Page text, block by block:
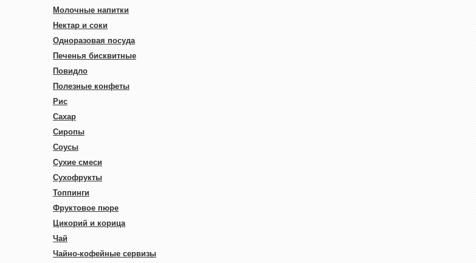
Молочные напитки
Нектар и соки
Одноразовая посуда
Печенья бисквитные
Повидло
Полезные конфеты
Рис
Сахар
Сиропы
Соусы
Сухие смеси
Сухофрукты
Топпинги
Фруктовое пюре
Цикорий и корица
Чай
Чайно-кофейные сервизы